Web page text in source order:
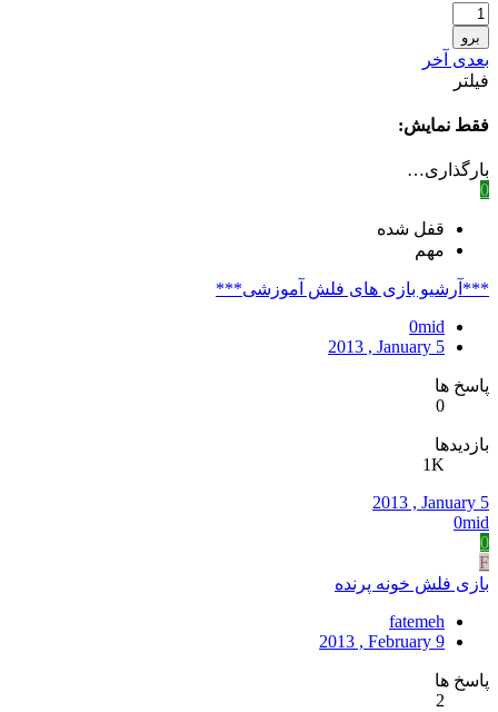
برو
بعدی آخر
فیلتر
فقط نمایش:
بارگذاری…
0
قفل شده
مهم
***آرشیو بازی های فلش آموزشی***
0mid
2013 , January 5
پاسخ ها
0
بازدیدها
1K
2013 , January 5
0mid
0
F
بازی فلش خونه پرنده
fatemeh
2013 , February 9
پاسخ ها
2